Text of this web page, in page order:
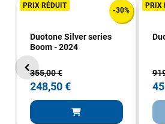
PRIX RÉDUIT
-30%
Duotone Silver series
Boom - 2024
355,00 €
248,50 €
PRIX